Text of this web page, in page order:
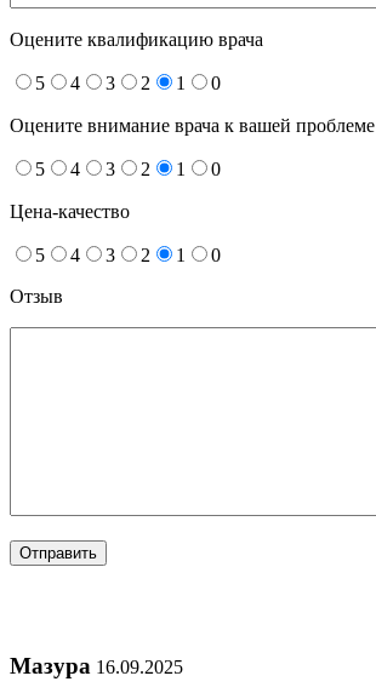
Оцените квалификацию врача
5 4 3 2 1 0
Оцените внимание врача к вашей проблеме
5 4 3 2 1 0
Цена-качество
5 4 3 2 1
0
Отзыв
Мазура 16.09.2025